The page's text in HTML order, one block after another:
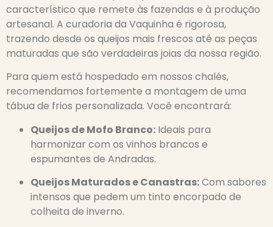
característico que remete às fazendas e à produção
artesanal. A curadoria da Vaquinha é rigorosa,
trazendo desde os queijos mais frescos até as peças
maturadas que são verdadeiras joias da nossa região.
Para quem está hospedado em nossos chalés,
recomendamos fortemente a montagem de uma
tábua de frios personalizada. Você encontrará:
Queijos de Mofo Branco: Ideais para
harmonizar com os vinhos brancos e
espumantes de Andradas.
Queijos Maturados e Canastras:Com sabores
intensos que pedem um tinto encorpado de
colheita de inverno.